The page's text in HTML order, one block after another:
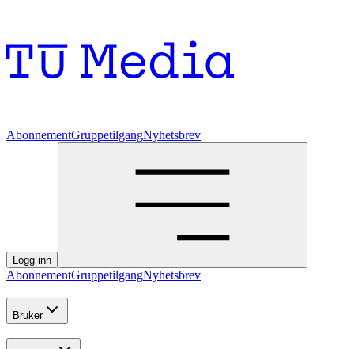
AbonnementGruppetilgangNyhetsbrev
Logg inn
AbonnementGruppetilgangNyhetsbrev
Bruker